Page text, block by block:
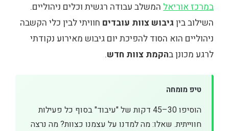
במרכז אוריאל המשלב עבודה רגשית וכלים ניהוליים.
השילוב ביןגיבוש צוות עובדים חוויתי לבין כלי הקשבה
ניהוליים הוא הסוד להפיכת יום גיבוש מאירוע נקודתי
לרגע מכונן בהקמת צוות חדש.
טיפ מומחה
הוסיפו 30–45 דקות של "עיבוד" בסוף כל פעילות
חווייתית. שאלו: מה למדנו על עצמנו כצוות? מה נרצה